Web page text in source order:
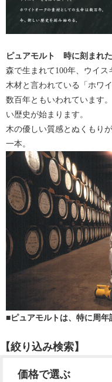
ピュアモルト 時に刻まれた
森で生まれて100年、ウイ
木材と言われている「ホワ
数百年ともいわれています
い歴史が始まります。
木の優しい質感とぬくもり
一本。
■ピュアモルトは、特に周年
【絞り込み検索】
価格で選ぶ